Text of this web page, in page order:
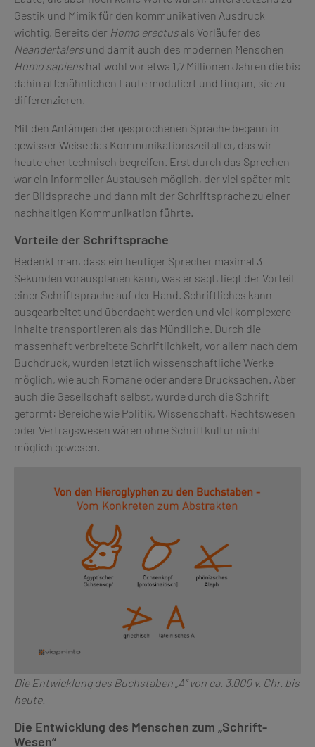
Gestik und Mimik für den kommunikativen Ausdruck
wichtig. Bereits der Homo erectus als Vorläufer des
Neandertalers und damit auch des modernen Menschen
Homo sapiens hat wohl vor etwa 1,7 Millionen Jahren die bis
dahin affenähnlichen Laute moduliert und fing an, sie zu
differenzieren.
Mit den Anfängen der gesprochenen Sprache begann in
gewisser Weise das Kommunikationszeitalter, das wir
heute eher technisch begreifen. Erst durch das Sprechen
war ein informeller Austausch möglich, der viel später mit
der Bildsprache und dann mit der Schriftsprache zu einer
nachhaltigen Kommunikation führte.
Vorteile der Schriftsprache
Bedenkt man, dass ein heutiger Sprecher maximal 3
Sekunden vorausplanen kann, was er sagt, liegt der Vorteil
einer Schriftsprache auf der Hand. Schriftliches kann
ausgearbeitet und überdacht werden und viel komplexere
Inhalte transportieren als das Mündliche. Durch die
massenhaft verbreitete Schriftlichkeit, vor allem nach dem
Buchdruck, wurden letztlich wissenschaftliche Werke
möglich, wie auch Romane oder andere Drucksachen. Aber
auch die Gesellschaft selbst, wurde durch die Schrift
geformt: Bereiche wie Politik, Wissenschaft, Rechtswesen
oder Vertragswesen wären ohne Schriftkultur nicht
möglich gewesen.
Die Entwicklung des Buchstaben „A“ von ca. 3.000 v. Chr. bis
heute.
Die Entwicklung des Menschen zum „Schrift-
Wesen“